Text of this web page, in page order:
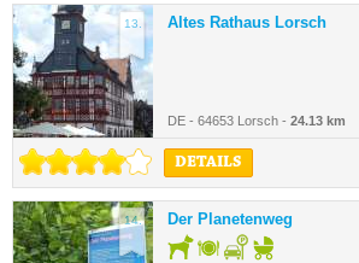
13. Altes Rathaus Lorsch
DE - 64653 Lorsch - 24.13 km
DETAILS
14. Der Planetenweg